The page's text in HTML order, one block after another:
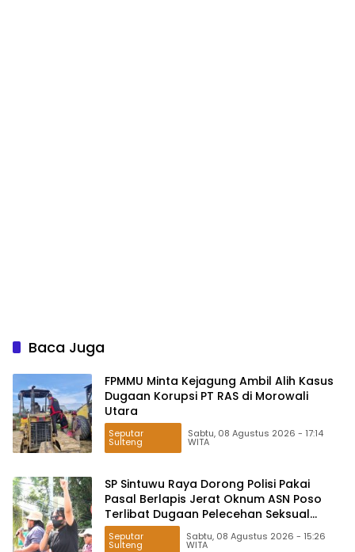
Baca Juga
FPMMU Minta Kejagung Ambil Alih Kasus
Dugaan Korupsi PT RAS di Morowali
Utara
Seputar
Sulteng
Sabtu, 08 Agustus 2026 - 17:14
WITA
SP Sintuwu Raya Dorong Polisi Pakai
Pasal Berlapis Jerat Oknum ASN Poso
Terlibat Dugaan Pelecehan Seksual
Kakak Beradik
Seputar
Sulteng
Sabtu, 08 Agustus 2026 - 15:26
WITA